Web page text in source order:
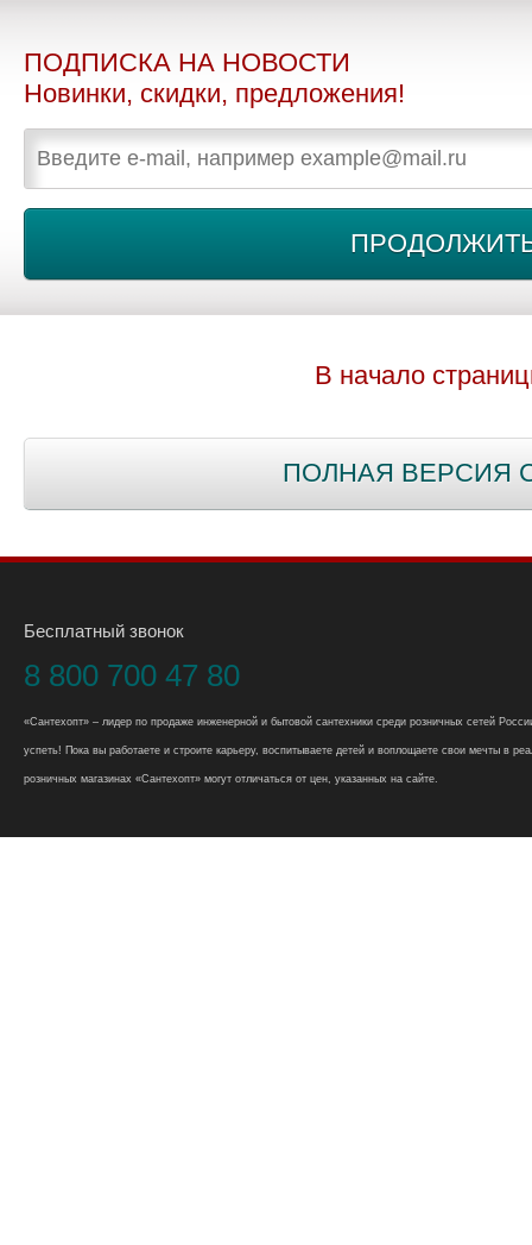
ПОДПИСКА НА НОВОСТИ
Новинки, скидки, предложения!
В начало
ПОЛНАЯ ВЕРСИЯ
Бесплатный звонок
8 800 700 47 80
«Сантехопт» – лидер по продаже инженерной и бытовой сантехники среди розничных сетей
успеть! Пока вы работаете и строите карьеру, воспитываете детей и воплощаете свои мечты в
розничных магазинах «Сантехопт» могут отличаться от цен, указанных на сайте.